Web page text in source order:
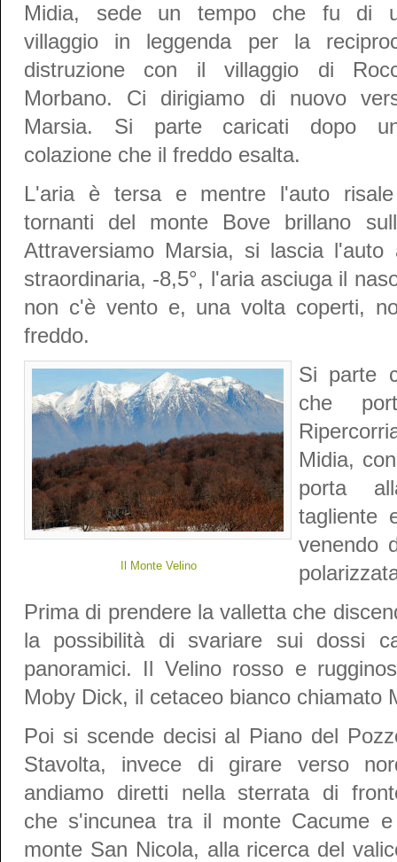
Midia, sede un tempo che fu di
villaggio in leggenda per la
distruzione con il villaggio di
Morbano. Ci dirigiamo di nuovo
Marsia. Si parte caricati dopo
colazione che il freddo esalta.
L'aria è tersa e mentre l'auto
tornanti del monte Bove brillano
Attraversiamo Marsia, si lascia
straordinaria, -8,5°, l'aria asciuga il
non c'è vento e, una volta coperti,
freddo.
Il Monte Velino
Si parte
che
Midia,
porta
tagliente
venendo
Prima di prendere la valletta che
la possibilità di svariare sui dossi
panoramici. Il Velino rosso e
Moby Dick, il cetaceo bianco chiamato
Poi si scende decisi al Piano del
Stavolta, invece di girare verso
andiamo diretti nella sterrata di
che s'incunea tra il monte Cacume
monte San Nicola, alla ricerca del